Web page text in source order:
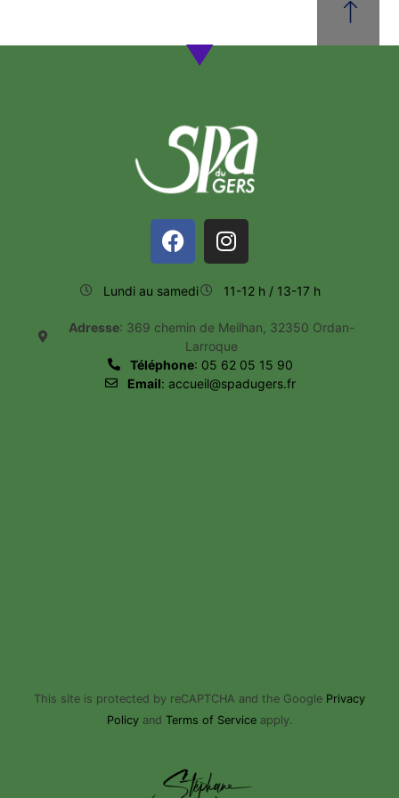
Lundi au samedi 11-12 h / 13-17 h
Adresse: 369 chemin de Meilhan, 32350 Ordan-
Larroque
Téléphone: 05 62 05 15 90
Email: accueil@spadugers.fr
This site is protected by reCAPTCHA and the Google Privacy
Policyand Terms of Serviceapply.